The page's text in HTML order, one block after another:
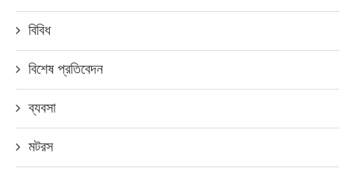
বিবিধ
বিশেষ প্রতিবেদন
ব্যবসা
মটরস